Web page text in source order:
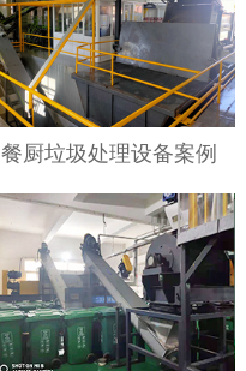
餐厨垃圾处理设备案例